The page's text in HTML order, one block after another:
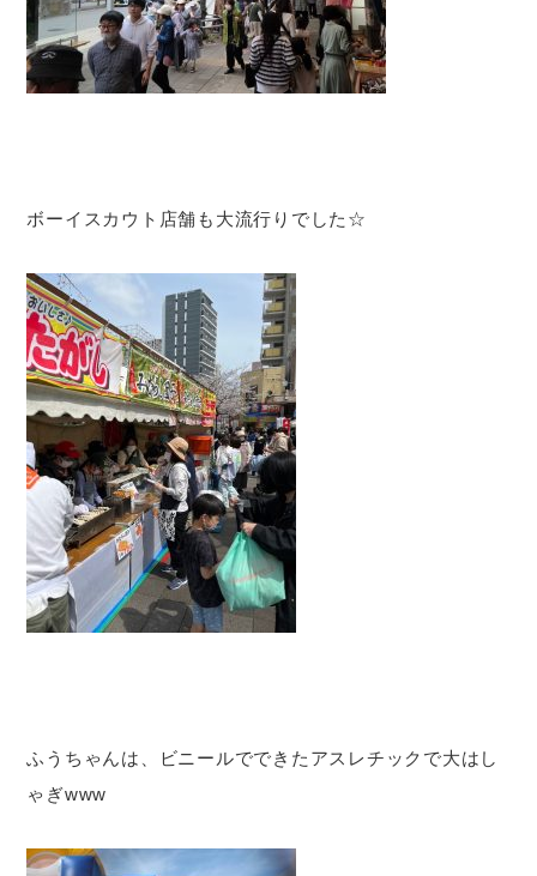
ボーイスカウト店舗も大流行りでした☆
ふうちゃんは、ビニールでできたアスレチックで大はし
ゃぎwww